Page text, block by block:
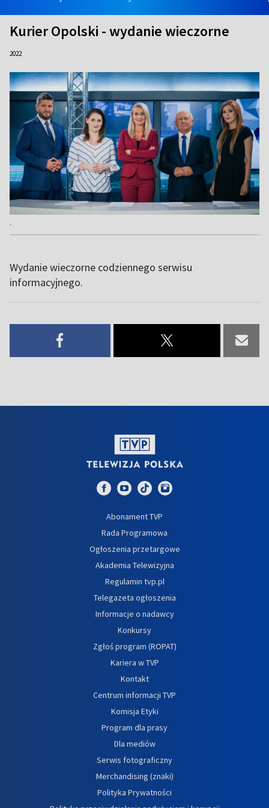
Kurier Opolski - wydanie wieczorne
2022
.
Wydanie wieczorne codziennego serwisu
informacyjnego.
Abonament TVP
Rada Programowa
Ogłoszenia przetargowe
Akademia Telewizyjna
Regulamin tvp.pl
Telegazeta ogłoszenia
Informacje o nadawcy
Konkursy
Zgłoś program (ROPAT)
Kariera w TVP
Kontakt
Centrum informacji TVP
Komisja Etyki
Program dla prasy
Dla mediów
Serwis fotograficzny
Merchandising (znaki)
Polityka Prywatności